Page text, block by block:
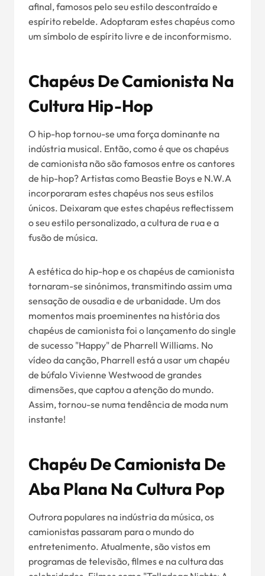
afinal, famosos pelo seu estilo descontraído e
espírito rebelde. Adoptaram estes chapéus como
um símbolo de espírito livre e de inconformismo.
Chapéus De Camionista Na
Cultura Hip-Hop
O hip-hop tornou-se uma força dominante na
indústria musical. Então, como é que os chapéus
de camionista não são famosos entre os cantores
de hip-hop? Artistas como Beastie Boys e N.W.A
incorporaram estes chapéus nos seus estilos
únicos. Deixaram que estes chapéus reflectissem
o seu estilo personalizado, a cultura de rua e a
fusão de música.
A estética do hip-hop e os chapéus de camionista
tornaram-se sinónimos, transmitindo assim uma
sensação de ousadia e de urbanidade. Um dos
momentos mais proeminentes na história dos
chapéus de camionista foi o lançamento do single
de sucesso "Happy" de Pharrell Williams. No
vídeo da canção, Pharrell está a usar um chapéu
de búfalo Vivienne Westwood de grandes
dimensões, que captou a atenção do mundo.
Assim, tornou-se numa tendência de moda num
instante!
Chapéu De Camionista De
Aba Plana Na Cultura Pop
Outrora populares na indústria da música, os
camionistas passaram para o mundo do
entretenimento. Atualmente, são vistos em
programas de televisão, filmes e na cultura das